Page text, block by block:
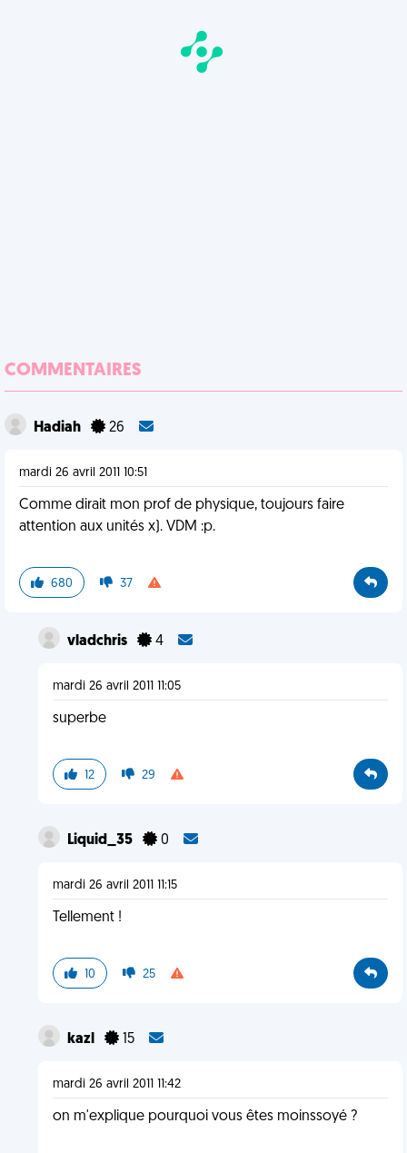
COMMENTAIRES
Hadiah 26
mardi 26 avril 2011 10:51
Comme dirait mon prof de physique, toujours faire
attention aux unités x). VDM :p.
680 37
vladchris 4
mardi 26 avril 2011 11:05
superbe
12 29
Liquid_35 0
mardi 26 avril 2011 11:15
Tellement !
10 25
kazl 15
mardi 26 avril 2011 11:42
on m'explique pourquoi vous êtes moinssoyé ?